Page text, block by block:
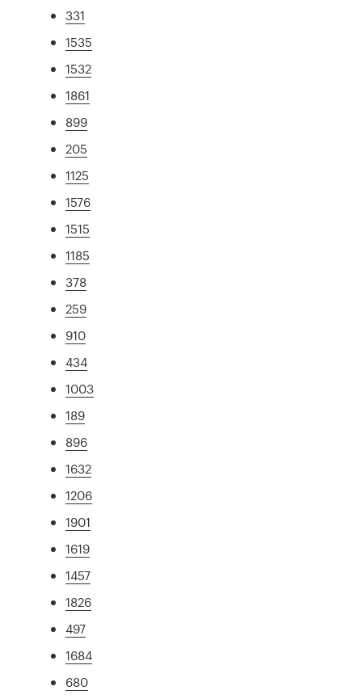
331
1535
1532
1861
899
205
1125
1576
1515
1185
378
259
910
434
1003
189
896
1632
1206
1901
1619
1457
1826
497
1684
680